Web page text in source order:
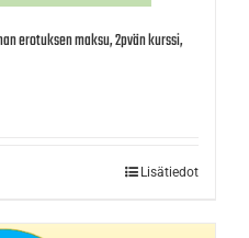
erotuksen maksu, 2pvän kurssi,
Lisätiedot